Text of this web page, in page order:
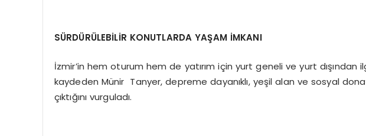
SÜRDÜRÜLEBİLİR KONUTLARDA YAŞAM İMKANI
İzmir’in hem oturum hem de yatırım için yurt geneli ve yurt
kaydeden Münir Tanyer, depreme dayanıklı, yeşil alan ve sosyal
çıktığını vurguladı.